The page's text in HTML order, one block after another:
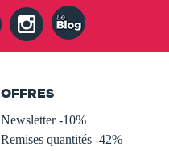
OFFRES
Newsletter -10%
Remises quantités -42%